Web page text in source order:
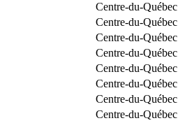
Centre-du-Québec
Centre-du-Québec
Centre-du-Québec
Centre-du-Québec
Centre-du-Québec
Centre-du-Québec
Centre-du-Québec
Centre-du-Québec